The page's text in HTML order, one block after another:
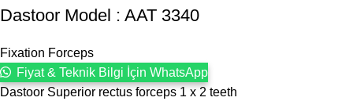
Dastoor Model : AAT 3340
Fixation Forceps
Fiyat & Teknik Bilgi İçin WhatsApp
Dastoor Superior rectus forceps 1 x 2 teeth